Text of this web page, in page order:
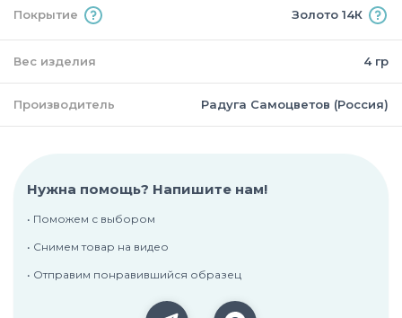
Покрытие Золото 14К
Вес изделия 4 гр
Производитель Радуга Самоцветов (Россия)
Нужна помощь? Напишите нам!
• Поможем с выбором
• Снимем товар на видео
• Отправим понравившийся образец